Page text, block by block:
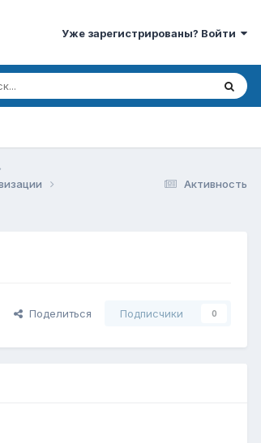
Уже зарегистрированы? Войти
Активность
Поделиться Подписчики 0